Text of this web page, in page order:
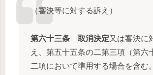
（審決等に対する訴え）
第六十三条 取消決定又は審決に
え、第五十五条の二第三項（第六
二項において準用する場合を含む